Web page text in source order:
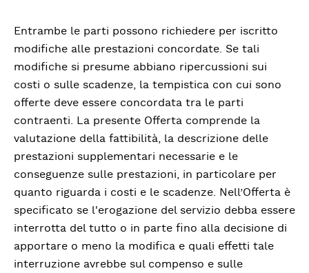
Entrambe le parti possono richiedere per iscritto
modifiche alle prestazioni concordate. Se tali
modifiche si presume abbiano ripercussioni sui
costi o sulle scadenze, la tempistica con cui sono
offerte deve essere concordata tra le parti
contraenti. La presente Offerta comprende la
valutazione della fattibilità, la descrizione delle
prestazioni supplementari necessarie e le
conseguenze sulle prestazioni, in particolare per
quanto riguarda i costi e le scadenze. Nell’Offerta è
specificato se l'erogazione del servizio debba essere
interrotta del tutto o in parte fino alla decisione di
apportare o meno la modifica e quali effetti tale
interruzione avrebbe sul compenso e sulle